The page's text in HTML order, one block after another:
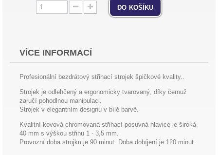
do košíku
VÍCE INFORMACÍ
Profesionální bezdrátový střihací strojek špičkové kvality..
Strojek je odlehčený a ergonomicky tvarovaný, díky čemuž
zaručí pohodlnou manipulaci.
Strojek v elegantním designu v bílé barvě.
Kvalitní kovová chromovaná střihací posuvná hlavice je široká
40 mm s výškou střihu 1 - 3,5 mm.
Provozní doba strojku je 90 minut. Doba dobíjení je 120 minut.